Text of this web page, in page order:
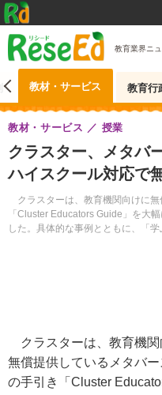
教育業界ニ
教材・サービス 教育行
クラスター、メタバ
ハイスクール対応で
クラスターは、教育機関向けに無
「Cluster Educators Guide」を大
した。具体的な事例とともに、「
教材・サービス 授業
クラスターは、教育機関
無償提供しているメタバ
の手引き「Cluster